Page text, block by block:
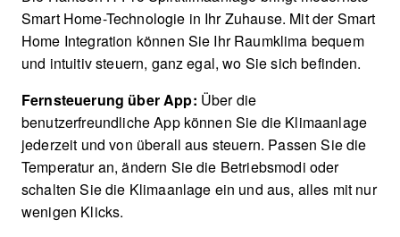
Smart Home-Technologie in Ihr Zuhause. Mit der Smart
Home Integration können Sie Ihr Raumklima bequem
und intuitiv steuern, ganz egal, wo Sie sich befinden.
Fernsteuerung über App: Über die
benutzerfreundliche App können Sie die Klimaanlage
jederzeit und von überall aus steuern. Passen Sie die
Temperatur an, ändern Sie die Betriebsmodi oder
schalten Sie die Klimaanlage ein und aus, alles mit nur
wenigen Klicks.